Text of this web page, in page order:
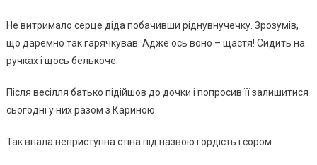
Не витримало сеpце діда побачивши ріднувнучечку. Зрозумів,
що даремно так гарячкував. Адже ось воно – щастя! Сидить на
ручках і щось белькоче.
Після весілля батько підійшов до дочки і попросив її залишитися
сьогодні у них разом з Кариною.
Так впала неприступна стіна під назвою гордість і сором.